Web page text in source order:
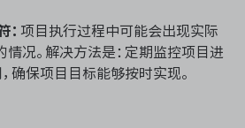
： 项目执行过程中可能会出现实际
况。解决方法是：定期监控项目进
确保项目目标能够按时实现。